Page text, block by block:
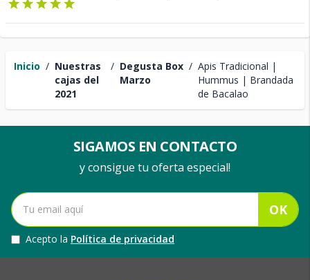
Inicio / Nuestras
cajas del
2021
/ Degusta Box
Marzo
/ Apis Tradicional |
Hummus | Brandada
de Bacalao
SIGAMOS EN CONTACTO
y consigue tu oferta especial!
OK
Acepto la Política de privacidad